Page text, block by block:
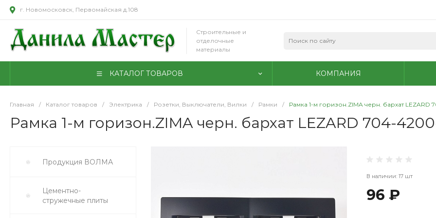
г. Новомосковск, Первомайская д.108
Строительные и
отделочные
материалы
КАТАЛОГ ТОВАРОВ КОМПАНИЯ
Главная / Каталог товаров / Электрика / Розетки, Выключатели, Вилки / Рамки / Рамка 1-м горизон.ZIMA черн. бархат LEZARD
Рамка 1-м горизон.ZIMA черн. бархат LEZARD 704-4200-
Продукция ВОЛМА
Цементно-
стружечные плиты
В наличии: 17 шт
96 ₽